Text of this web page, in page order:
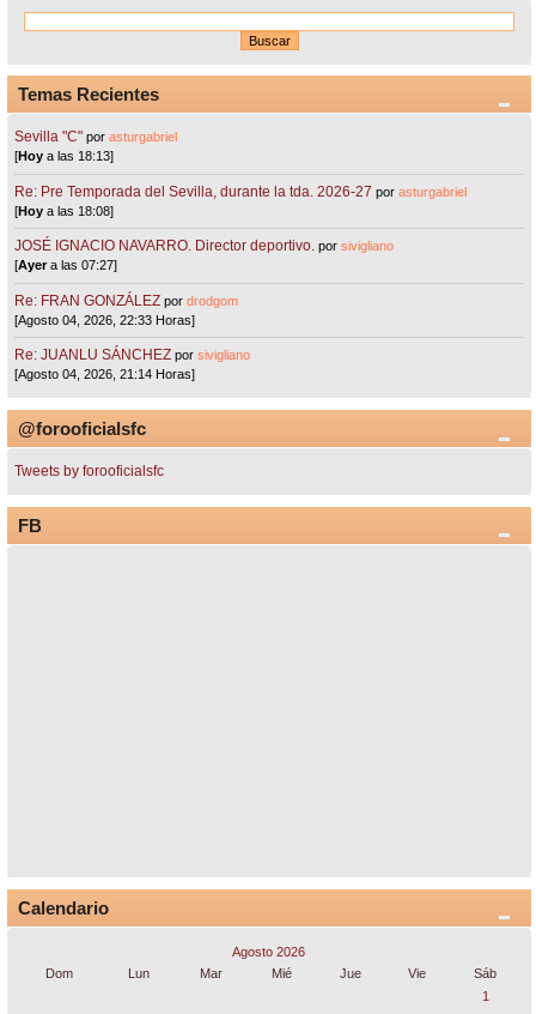
Temas Recientes
Sevilla "C"porasturgabriel
[Hoy a las 18:13]
Re: Pre Temporada del Sevilla, durante la tda. 2026-27 porasturgabriel
[Hoy a las 18:08]
JOSÉ IGNACIO NAVARRO. Director deportivo. porsivigliano
[Ayera las 07:27]
Re: FRAN GONZÁLEZ pordrodgom
[Agosto 04, 2026, 22:33 Horas]
Re: JUANLU SÁNCHEZ porsivigliano
[Agosto 04, 2026, 21:14 Horas]
@forooficialsfc
Tweets by forooficialsfc
FB
Calendario
Agosto 2026
Dom
Lun Mar Mié Jue Vie
Sáb
1